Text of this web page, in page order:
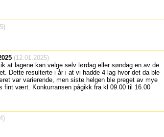
(12.01.2025)
at lagene kan velge selv lørdag eller søndag en av de
Dette resulterte i år i at vi hadde 4 lag hvor det da ble
var varierende, men siste helgen ble preget av mye
fint vært. Konkurransen pågikk fra kl 09.00 til 16.00